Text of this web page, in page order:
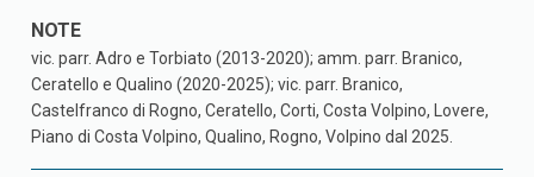
vic. parr. Adro e Torbiato (2013-2020); amm. parr. Branico,
Ceratello e Qualino (2020-2025); vic. parr. Branico,
Castelfranco di Rogno, Ceratello, Corti, Costa Volpino, Lovere,
Piano di Costa Volpino, Qualino, Rogno, Volpino dal 2025.